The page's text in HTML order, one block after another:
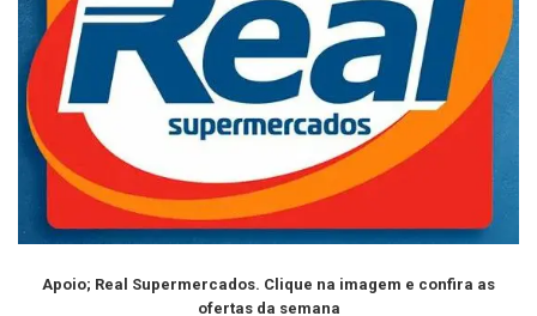
Apoio; Real Supermercados. Clique na imagem e confira as